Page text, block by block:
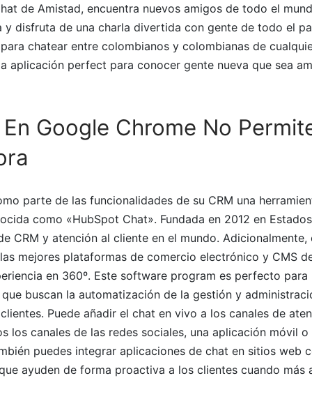
de Amistad, encuentra nuevos amigos de todo el
y disfruta de una charla divertida con gente de todo el
chatear entre colombianos y colombianas de
aplicación perfect para conocer gente nueva que sea
Google Chrome No
parte de las funcionalidades de su CRM una
como «HubSpot Chat». Fundada en 2012 en
CRM y atención al cliente en el mundo.
mejores plataformas de comercio electrónico y CMS
en 360º. Este software program es perfecto para
buscan la automatización de la gestión y
Puede añadir el chat en vivo a los canales de
los canales de las redes sociales, una aplicación móvil o
puedes integrar aplicaciones de chat en sitios web
ayuden de forma proactiva a los clientes cuando más